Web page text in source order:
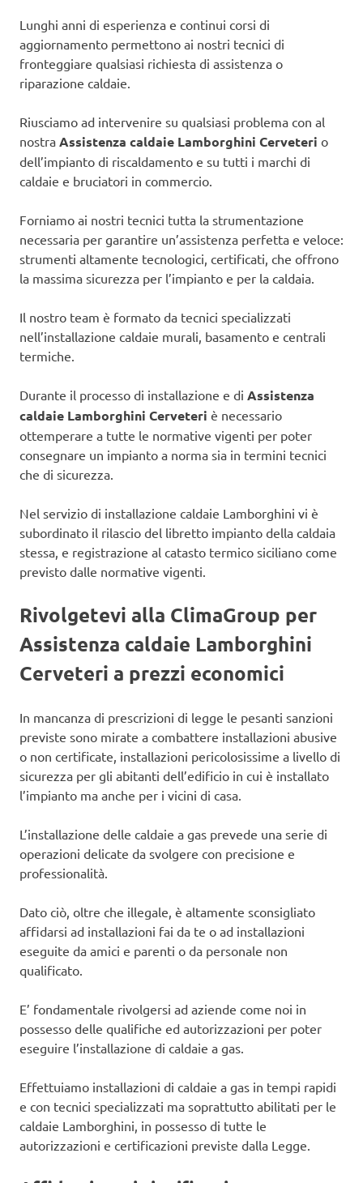
Lunghi anni di esperienza e continui corsi di
aggiornamento permettono ai nostri tecnici di
fronteggiare qualsiasi richiesta di assistenza o
riparazione caldaie.
Riusciamo ad intervenire su qualsiasi problema con al
nostra Assistenza caldaie Lamborghini Cerveteri o
dell’impianto di riscaldamento e su tutti i marchi di
caldaie e bruciatori in commercio.
Forniamo ai nostri tecnici tutta la strumentazione
necessaria per garantire un’assistenza perfetta e veloce:
strumenti altamente tecnologici, certificati, che offrono
la massima sicurezza per l’impianto e per la caldaia.
Il nostro team è formato da tecnici specializzati
nell’installazione caldaie murali, basamento e centrali
termiche.
Durante il processo di installazione e di Assistenza
caldaie Lamborghini Cerveteri è necessario
ottemperare a tutte le normative vigenti per poter
consegnare un impianto a norma sia in termini tecnici
che di sicurezza.
Nel servizio di installazione caldaie Lamborghini vi è
subordinato il rilascio del libretto impianto della caldaia
stessa, e registrazione al catasto termico siciliano come
previsto dalle normative vigenti.
Rivolgetevi alla ClimaGroup per
Assistenza caldaie Lamborghini
Cerveteri a prezzi economici
In mancanza di prescrizioni di legge le pesanti sanzioni
previste sono mirate a combattere installazioni abusive
o non certificate, installazioni pericolosissime a livello di
sicurezza per gli abitanti dell’edificio in cui è installato
l’impianto ma anche per i vicini di casa.
L’installazione delle caldaie a gas prevede una serie di
operazioni delicate da svolgere con precisione e
professionalità.
Dato ciò, oltre che illegale, è altamente sconsigliato
affidarsi ad installazioni fai da te o ad installazioni
eseguite da amici e parenti o da personale non
qualificato.
E’ fondamentale rivolgersi ad aziende come noi in
possesso delle qualifiche ed autorizzazioni per poter
eseguire l’installazione di caldaie a gas.
Effettuiamo installazioni di caldaie a gas in tempi rapidi
e con tecnici specializzati ma soprattutto abilitati per le
caldaie Lamborghini, in possesso di tutte le
autorizzazioni e certificazioni previste dalla Legge.